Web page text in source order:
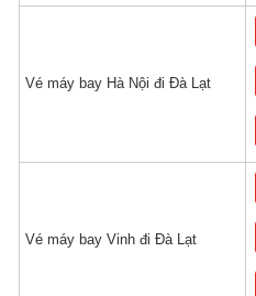
Vé máy bay Hà Nội đi Đà Lạt
Vé máy bay Vinh đi Đà Lạt